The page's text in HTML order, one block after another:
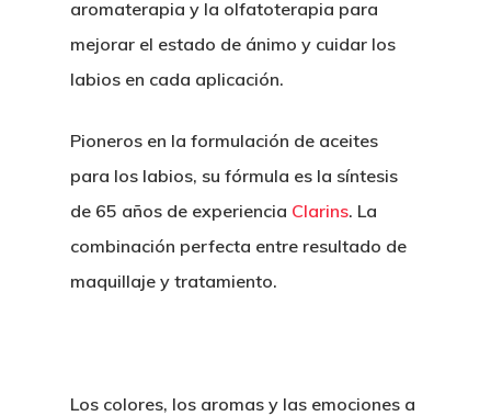
aromaterapia y la olfatoterapia para
mejorar el estado de ánimo y cuidar los
labios en cada aplicación.
Pioneros en la formulación de aceites
para los labios, su fórmula es la síntesis
de 65 años de experiencia Clarins. La
combinación perfecta entre resultado de
maquillaje y tratamiento.
Los colores, los aromas y las emociones a